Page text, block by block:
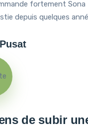
fortement Sona
depuis quelques
de subir